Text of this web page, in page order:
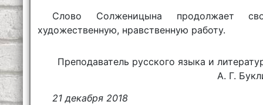
Слово Солженицына продолжает
художественную, нравственную работу.
Преподаватель русского языка и
А. Г.
21 декабря 2018